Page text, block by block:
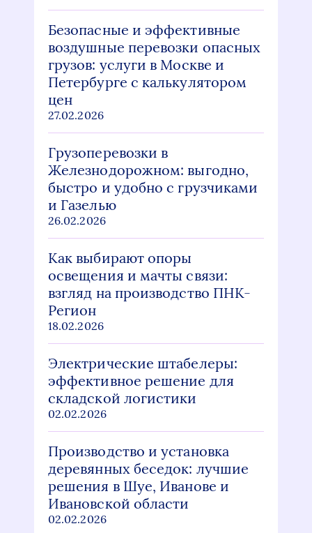
Безопасные и эффективные
воздушные перевозки опасных
грузов: услуги в Москве и
Петербурге с калькулятором
цен
27.02.2026
Грузоперевозки в
Железнодорожном: выгодно,
быстро и удобно с грузчиками
и Газелью
26.02.2026
Как выбирают опоры
освещения и мачты связи:
взгляд на производство ПНК-
Регион
18.02.2026
Электрические штабелеры:
эффективное решение для
складской логистики
02.02.2026
Производство и установка
деревянных беседок: лучшие
решения в Шуе, Иванове и
Ивановской области
02.02.2026